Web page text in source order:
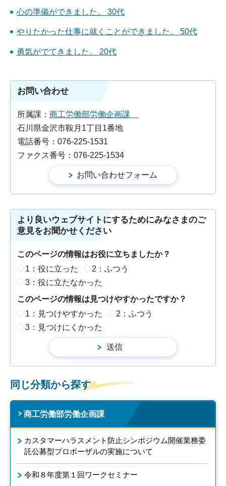
心の準備ができました。 30代
やりたかった仕事に就くことができました。 50代
勇気がでてきました。 20代
お問い合わせ
所属課： 商工労働部労働企画課
石川県金沢市鞍月1丁目1番地
電話番号：076-225-1531
ファクス番号：076-225-1534
より良いウェブサイトにするためにみなさまのご
意見をお聞かせください
このページの情報はお役に立ちましたか？
1：役に立った
2：ふつう
3：役に立たなかった
このページの情報は見つけやすかったですか？
1：見つけやすかった
2：ふつう
3：見つけにくかった
同じ分類から探す
商工労働部労働企画課
カスタマーハラスメント防止シンポジウム開催業務委
託公募型プロポーザルの実施について
令和８年度第１回ワークセミナー